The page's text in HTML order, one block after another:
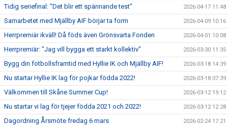
Tidig seriefinal: "Det blir ett spännande test" 2026-04-17 11:48
Samarbetet med Mjällby AIF börjar ta form 2026-04-09 10:16
Herrpremiär ikväll! Då föds även Grönsvarta Fonden 2026-04-01 10:08
Herrpremiär: "Jag vill bygga ett starkt kollektiv" 2026-03-30 11:35
Bygg din fotbollsframtid med Hyllie IK och Mjällby AIF! 2026-03-18 14:39
Nu startar Hyllie IK lag för pojkar födda 2022! 2026-03-18 07:39
Välkommen till Skåne Summer Cup! 2026-03-12 19:12
Nu startar vi lag för tjejer födda 2021 och 2022! 2026-03-12 12:28
Dagordning Årsmöte fredag 6 mars 2026-02-24 17:21